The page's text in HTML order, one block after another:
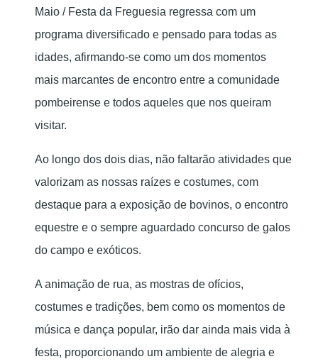
Maio / Festa da Freguesia regressa com um
programa diversificado e pensado para todas as
idades, afirmando-se como um dos momentos
mais marcantes de encontro entre a comunidade
pombeirense e todos aqueles que nos queiram
visitar.
Ao longo dos dois dias, não faltarão atividades que
valorizam as nossas raízes e costumes, com
destaque para a exposição de bovinos, o encontro
equestre e o sempre aguardado concurso de galos
do campo e exóticos.
A animação de rua, as mostras de ofícios,
costumes e tradições, bem como os momentos de
música e dança popular, irão dar ainda mais vida à
festa, proporcionando um ambiente de alegria e